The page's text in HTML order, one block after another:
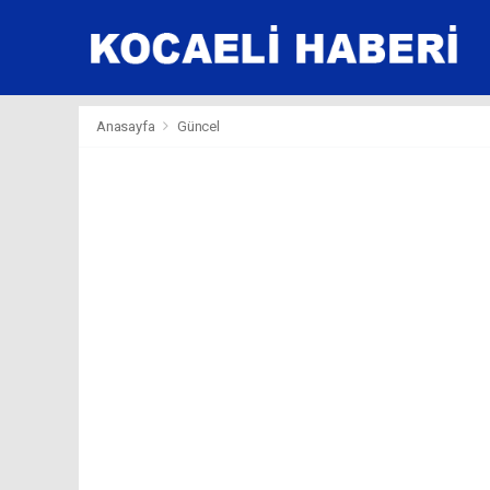
Anasayfa Güncel